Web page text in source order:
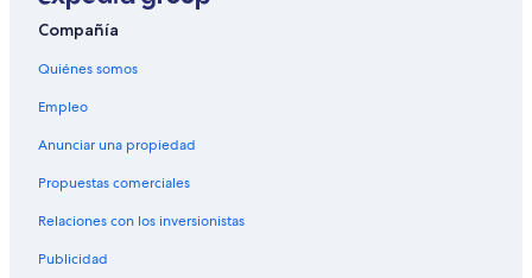
Compañía
Quiénes somos
Empleo
Anunciar una propiedad
Propuestas comerciales
Relaciones con los inversionistas
Publicidad